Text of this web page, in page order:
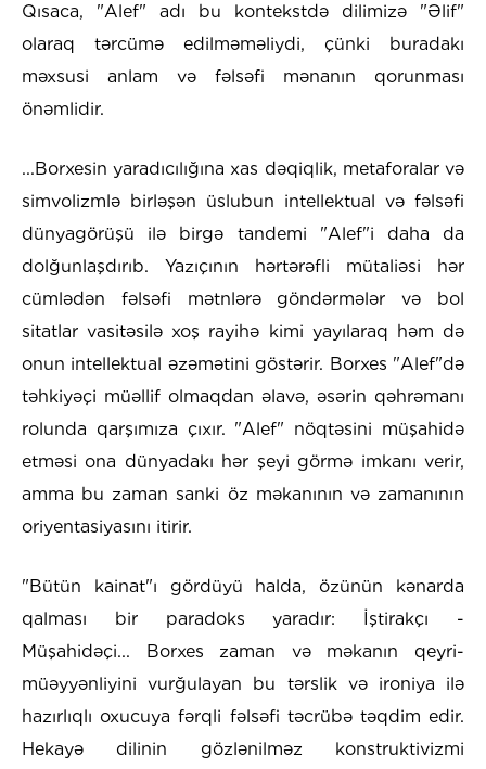
Qısaca, "Alef" adı bu kontekstdə dilimizə "Əlif"
olaraq tərcümə edilməməliydi, çünki buradakı
məxsusi anlam və fəlsəfi mənanın qorunması
önəmlidir.
...Borxesin yaradıcılığına xas dəqiqlik, metaforalar və
simvolizmlə birləşən üslubun intellektual və fəlsəfi
dünyagörüşü ilə birgə tandemi "Alef"i daha da
dolğunlaşdırıb. Yazıçının hərtərəfli mütaliəsi hər
cümlədən fəlsəfi mətnlərə göndərmələr və bol
sitatlar vasitəsilə xoş rayihə kimi yayılaraq həm də
onun intellektual əzəmətini göstərir. Borxes "Alef"də
təhkiyəçi müəllif olmaqdan əlavə, əsərin qəhrəmanı
rolunda qarşımıza çıxır. "Alef" nöqtəsini müşahidə
etməsi ona dünyadakı hər şeyi görmə imkanı verir,
amma bu zaman sanki öz məkanının və zamanının
oriyentasiyasını itirir.
"Bütün kainat"ı gördüyü halda, özünün kənarda
qalması bir paradoks yaradır: İştirakçı -
Müşahidəçi... Borxes zaman və məkanın qeyri-
müəyyənliyini vurğulayan bu tərslik və ironiya ilə
hazırlıqlı oxucuya fərqli fəlsəfi təcrübə təqdim edir.
Hekayə dilinin gözlənilməz konstruktivizmi